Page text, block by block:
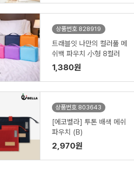
상품번호 828919
트래블잇 나만의 컬러풀 메
쉬백 파우치 小형 8컬러
1,380원
상품번호 803643
[에코벨라] 투톤 배색 메쉬
파우치 (B)
2,970원